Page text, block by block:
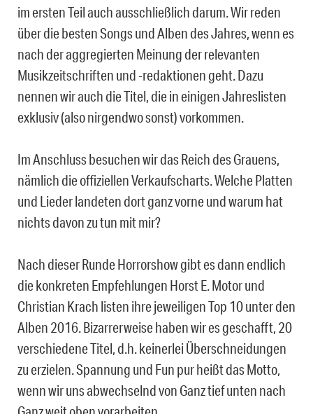
im ersten Teil auch ausschließlich darum. Wir reden
über die besten Songs und Alben des Jahres, wenn es
nach der aggregierten Meinung der relevanten
Musikzeitschriften und -redaktionen geht. Dazu
nennen wir auch die Titel, die in einigen Jahreslisten
exklusiv (also nirgendwo sonst) vorkommen.
Im Anschluss besuchen wir das Reich des Grauens,
nämlich die offiziellen Verkaufscharts. Welche Platten
und Lieder landeten dort ganz vorne und warum hat
nichts davon zu tun mit mir?
Nach dieser Runde Horrorshow gibt es dann endlich
die konkreten Empfehlungen Horst E. Motor und
Christian Krach listen ihre jeweiligen Top 10 unter den
Alben 2016. Bizarrerweise haben wir es geschafft, 20
verschiedene Titel, d.h. keinerlei Überschneidungen
zu erzielen. Spannung und Fun pur heißt das Motto,
wenn wir uns abwechselnd von Ganz tief unten nach